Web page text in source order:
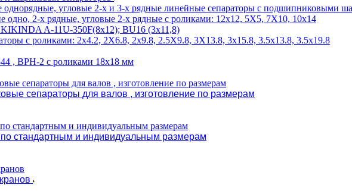
угловые 2-х и 3-х рядные линейные сепараторы с подшипниковыми
одно, 2-х рядные, угловые 2-х рядные с роликами: 12х12, 5X5, 7X10, 10х14
A-11U-350F(8х12); BU16 (3х11,8)
с роликами: 2х4.2, 2X6.8, 2х9.8, 2.5X9.8, 3X13.8, 3х15.8, 3.5х13.8, 3.5х19.8
, ВРН-2 с роликами 18х18 мм
сепараторы для валов , изготовление по размерам
стандартным и индивидуальным размерам